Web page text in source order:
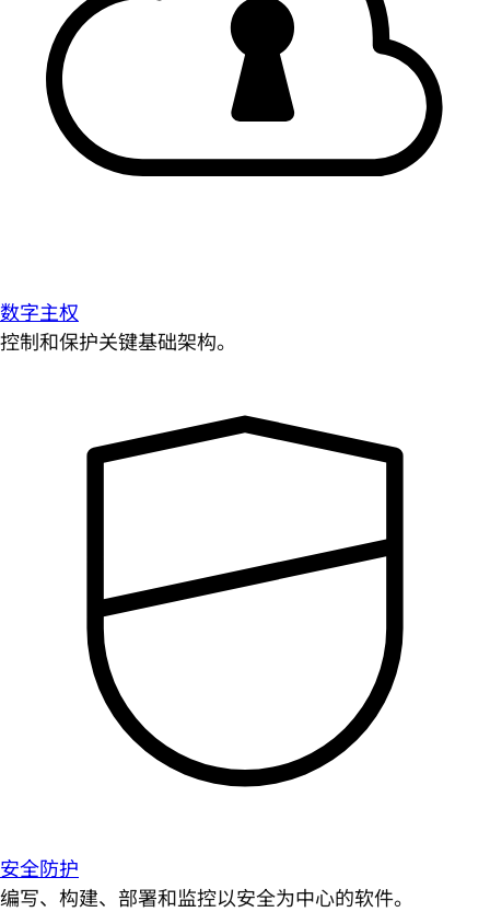
数字主权
控制和保护关键基础架构。
安全防护
编写、构建、部署和监控以安全为中心的软件。